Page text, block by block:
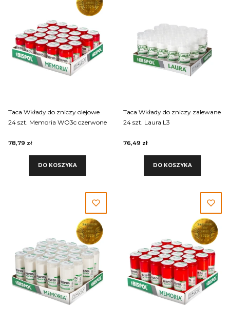
Taca Wkłady do zniczy olejowe
24 szt. Memoria WO3c czerwone
78,79 zł
DO KOSZYKA
Taca Wkłady do zniczy zalewane
24 szt. Laura L3
76,49 zł
DO KOSZYKA